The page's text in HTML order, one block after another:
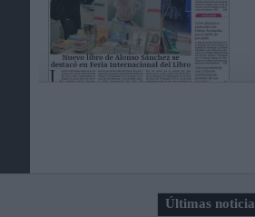
Últimas